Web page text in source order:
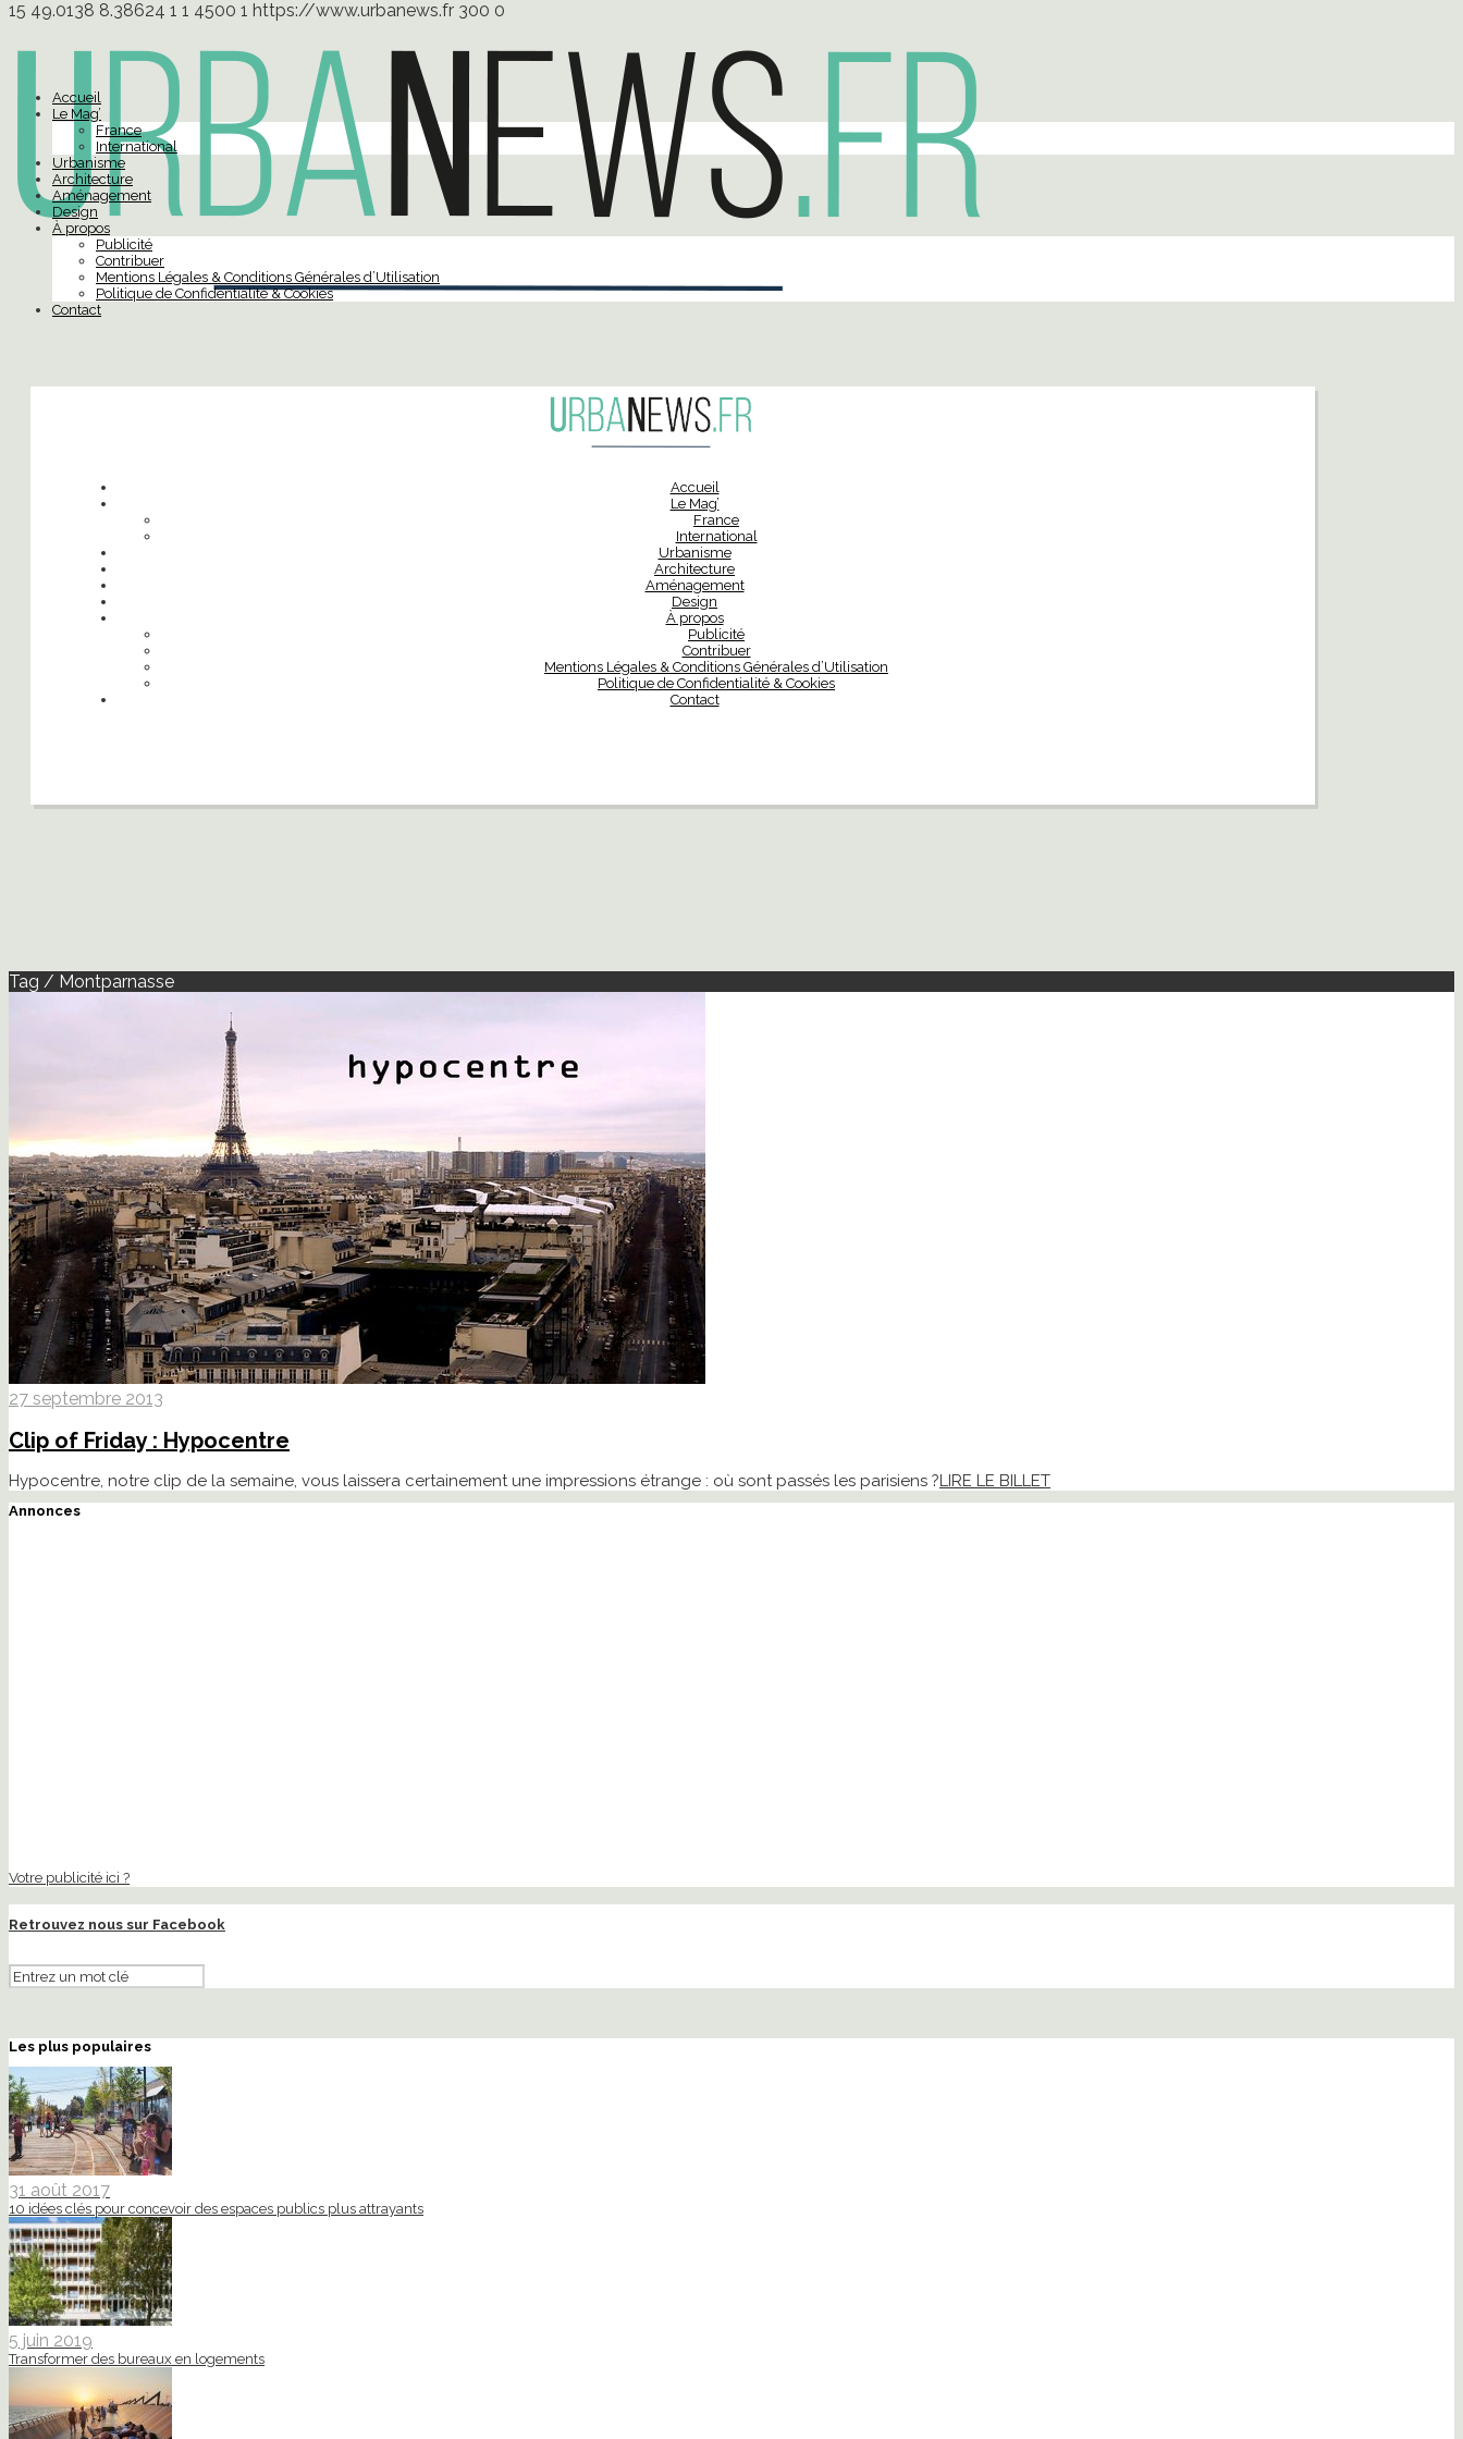
15 49.0138 8.38624 1 1 4500 1 https://www.urbanews.fr 300 0
Accueil
Le Mag’
France
International
Urbanisme
Architecture
Aménagement
Design
À propos
Publicité
Contribuer
Mentions Légales & Conditions Générales d’Utilisation
Politique de Confidentialité & Cookies
Contact
Accueil
Le Mag’
France
International
Urbanisme
Architecture
Aménagement
Design
À propos
Publicité
Contribuer
Mentions Légales & Conditions Générales d’Utilisation
Politique de Confidentialité & Cookies
Contact
Tag / Montparnasse
27 septembre 2013
Clip of Friday : Hypocentre
Hypocentre, notre clip de la semaine, vous laissera certainement une impressions étrange : où sont passés les parisiens ?LIRE LE BILLET
Annonces
Votre publicité ici ?
Retrouvez nous sur Facebook
Les plus populaires
31 août 2017
10 idées clés pour concevoir des espaces publics plus attrayants
5 juin 2019
Transformer des bureaux en logements